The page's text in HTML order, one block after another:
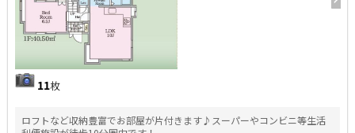
11枚
ロフトなど収納豊富でお部屋が片付きます♪スーパーやコンビニ等生活